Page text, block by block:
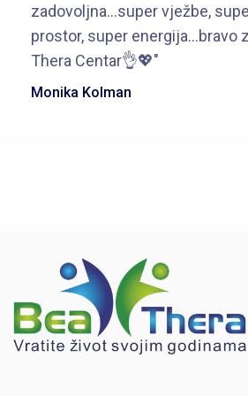
zadovoljna...super vježbe,
prostor, super energija...bravo
Thera Centar👌💖"
Monika Kolman